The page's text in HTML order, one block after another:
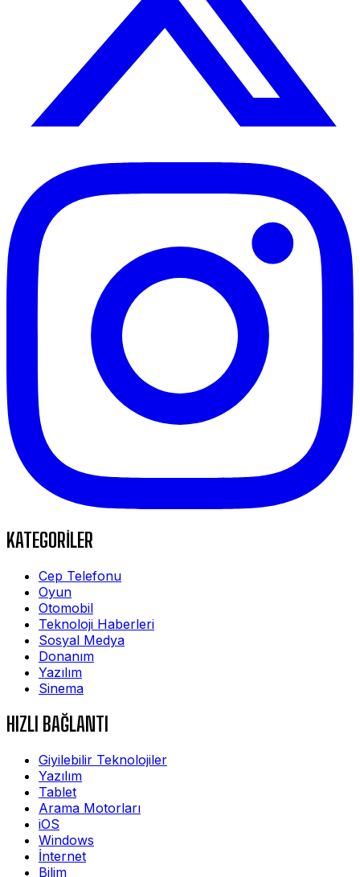
KATEGORİLER
Cep Telefonu
Oyun
Otomobil
Teknoloji Haberleri
Sosyal Medya
Donanım
Yazılım
Sinema
HIZLI BAĞLANTI
Giyilebilir Teknolojiler
Yazılım
Tablet
Arama Motorları
iOS
Windows
İnternet
Bilim